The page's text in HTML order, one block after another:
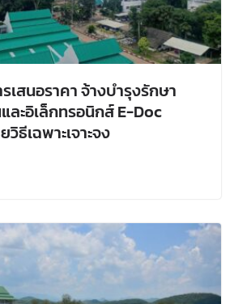
เสนอราคา จ้างบำรุงรักษา
ละอิเล็กทรอนิกส์ E-Doc
วิธีเฉพาะเจาะจง